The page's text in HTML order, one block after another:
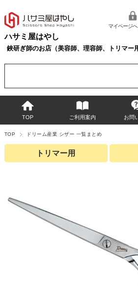
ハサミ屋はやし
鋏研ぎ師のお店（美容師、理容師、トリマー
マイページ
TOP ご利用案内 お問
TOP ドリーム産業 シザー 一覧まとめ
トリマー用